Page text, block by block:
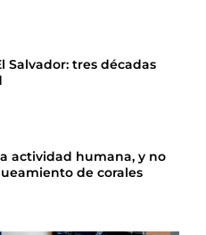
Salvador: tres décadas
actividad humana, y no
de corales